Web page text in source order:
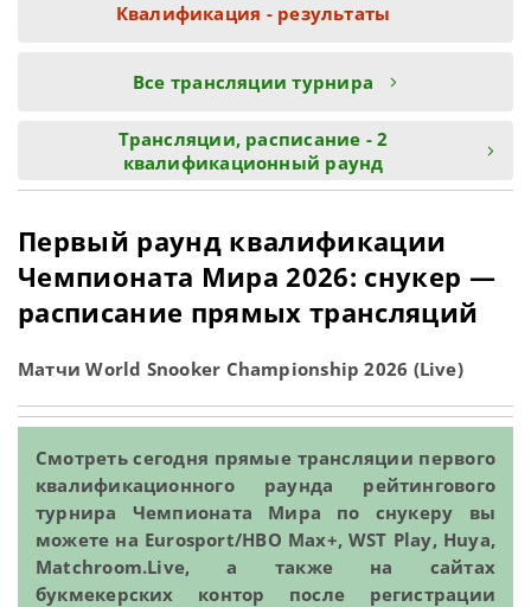
Квалификация - результаты
Все трансляции турнира
Трансляции, расписание - 2
квалификационный раунд
Первый раунд квалификации
Чемпионата Мира 2026: снукер —
расписание прямых трансляций
Матчи World Snooker Championship 2026 (Live)
Смотреть сегодня прямые трансляции первого
квалификационного раунда рейтингового
турнира Чемпионата Мира по снукеру вы
можете на Eurosport/HBO Max+, WST Play, Huya,
Matchroom.Live, а также на сайтах
букмекерских контор после регистрации